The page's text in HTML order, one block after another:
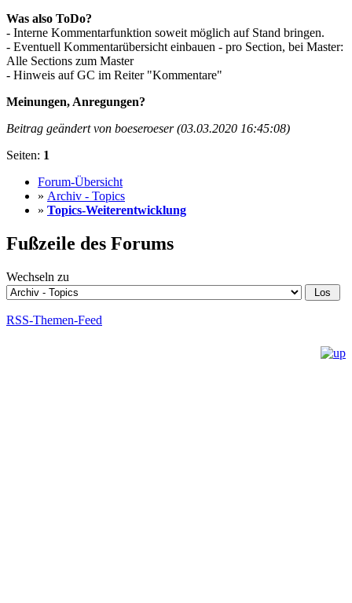
Was also ToDo?
- Interne Kommentarfunktion soweit möglich auf Stand bringen.
- Eventuell Kommentarübersicht einbauen - pro Section, bei Master:
Alle Sections zum Master
- Hinweis auf GC im Reiter "Kommentare"
Meinungen, Anregungen?
Beitrag geändert von boeseroeser (03.03.2020 16:45:08)
Seiten: 1
Forum-Übersicht
» Archiv - Topics
» Topics-Weiterentwicklung
Fußzeile des Forums
Wechseln zu
RSS-Themen-Feed